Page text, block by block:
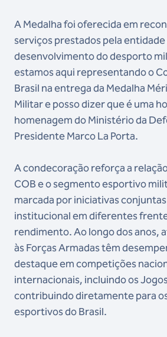
A Medalha foi oferecida em
serviços prestados pela entidade
desenvolvimento do desporto
estamos aqui representando o
Brasil na entrega da Medalha
Militar e posso dizer que é uma
homenagem do Ministério da
Presidente Marco La Porta.
A condecoração reforça a
COB e o segmento esportivo
marcada por iniciativas
institucional em diferentes
rendimento. Ao longo dos anos,
às Forças Armadas têm
destaque em competições
internacionais, incluindo os
contribuindo diretamente para
esportivos do Brasil.